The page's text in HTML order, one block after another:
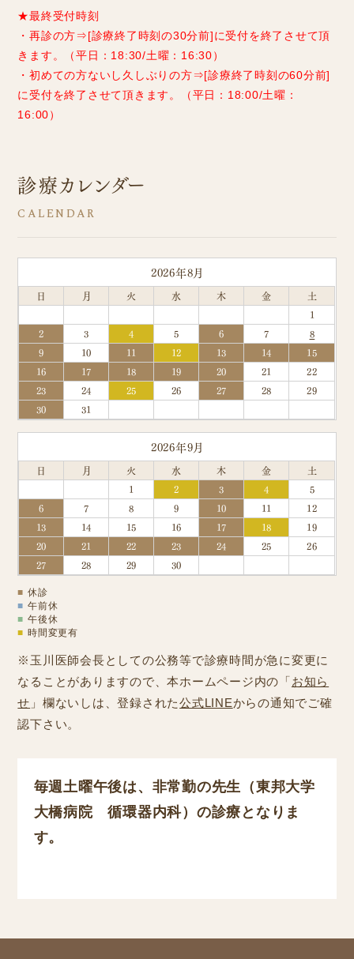
★最終受付時刻
・再診の方⇒[診療終了時刻の30分前]に受付を終了させて頂
きます。（平日：18:30/土曜：16:30）
・初めての方ないし久しぶりの方⇒[診療終了時刻の60分前]
に受付を終了させて頂きます。（平日：18:00/土曜：
16:00）
診療カレンダー
2026年8月
日 月 火 水 木 金
土
1
2
3 4 5 6 7
8
9
10 11 12 13 14
15
16
17 18 19 20 21
22
23
24 25 26 27 28
29
30
31
2026年9月
日 月 火 水 木 金
土
1
2 3 4
5
6
7 8 9 10 11
12
13
14 15 16 17 18
19
20
21 22 23 24 25
26
27
28 29 30
■ 休診
■ 午前休
■ 午後休
■ 時間変更有
※玉川医師会長としての公務等で診療時間が急に変更に
なることがありますので、本ホームページ内の「お知ら
せ 」欄ないしは、登録された公式LINEからの通知でご確
認下さい。
毎週土曜午後は、非常勤の先生（東邦大学
大橋病院 循環器内科）の診療となりま
す。